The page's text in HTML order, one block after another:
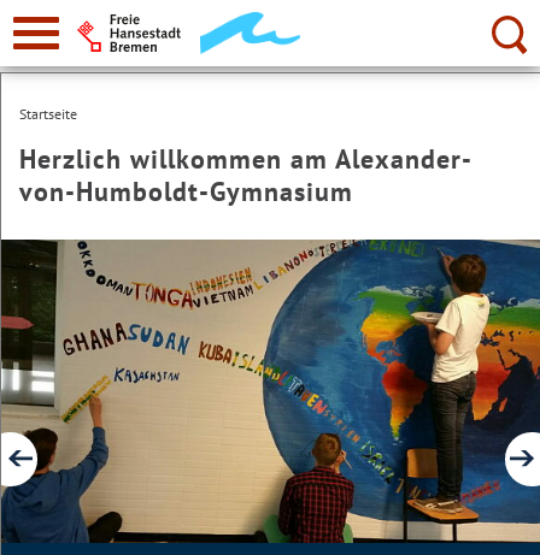
zur
Navigation
Suche:
Startseite
Herzlich willkommen am Alexander-
von-Humboldt-Gymnasium